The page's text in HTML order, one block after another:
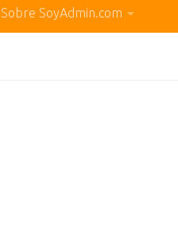
Sobre SoyAdmin.com